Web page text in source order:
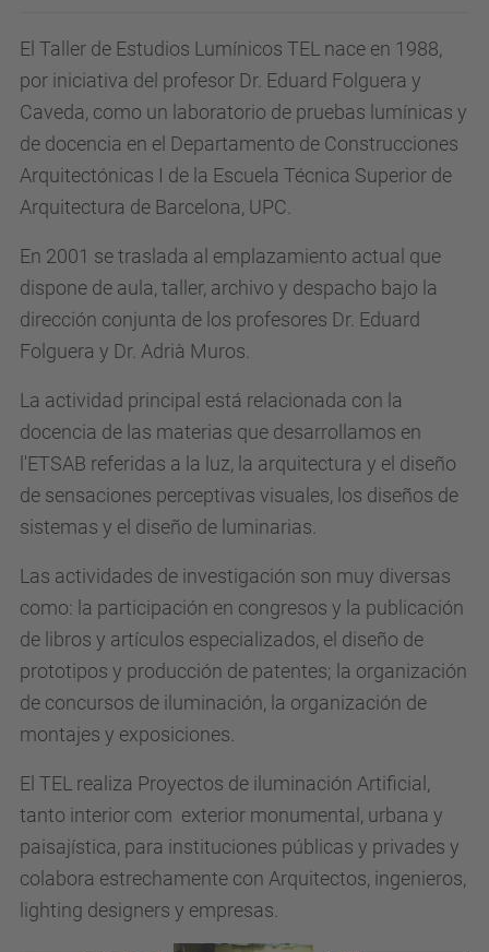
El Taller de Estudios Lumínicos TEL nace en 1988,
por iniciativa del profesor Dr. Eduard Folguera y
Caveda, como un laboratorio de pruebas lumínicas y
de docencia en el Departamento de Construcciones
Arquitectónicas I de la Escuela Técnica Superior de
Arquitectura de Barcelona, UPC.
En 2001 se traslada al emplazamiento actual que
dispone de aula, taller, archivo y despacho bajo la
dirección conjunta de los profesores Dr. Eduard
Folguera y Dr. Adrià Muros.
La actividad principal está relacionada con la
docencia de las materias que desarrollamos en
l'ETSAB referidas a la luz, la arquitectura y el diseño
de sensaciones perceptivas visuales, los diseños de
sistemas y el diseño de luminarias.
Las actividades de investigación son muy diversas
como: la participación en congresos y la publicación
de libros y artículos especializados, el diseño de
prototipos y producción de patentes; la organización
de concursos de iluminación, la organización de
montajes y exposiciones.
El TEL realiza Proyectos de iluminación Artificial,
tanto interior com exterior monumental, urbana y
paisajística, para instituciones públicas y privades y
colabora estrechamente con Arquitectos, ingenieros,
lighting designers y empresas.